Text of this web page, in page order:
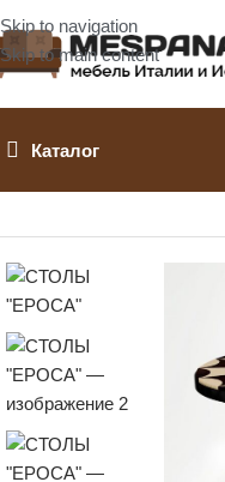
Skip to navigation
Skip to main content
Каталог